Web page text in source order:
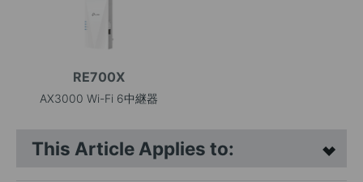
RE700X
AX3000 Wi-Fi 6中継器
This Article Applies to: